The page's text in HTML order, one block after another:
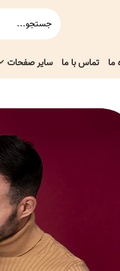
ما تماس با ما سایر صفحات